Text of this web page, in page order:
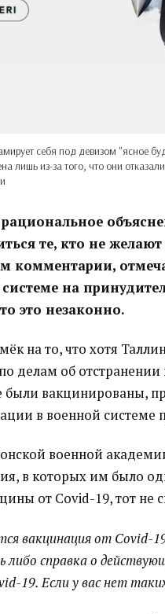
себя под девизом "ясное
лишь из-за того, что они
рациональное
те, кто не
комментарии,
на
это незаконно.
на то, что хотя
делам об
были вакцинированы,
в военной системе
военной
в которых им было
от Covid-19, тот
вакцинация от Covid-
справка о
19. Если у вас нет